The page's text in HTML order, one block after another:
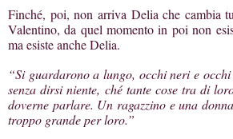
Finché, poi, non arriva Delia che cambia
Valentino, da quel momento in poi non
ma esiste anche Delia.
“Si guardarono a lungo, occhi neri e
senza dirsi niente, ché tante cose tra di
doverne parlare. Un ragazzino e una
troppo grande per loro.”